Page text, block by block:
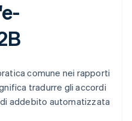
comune nei rapporti
tradurre gli accordi
addebito automatizzata